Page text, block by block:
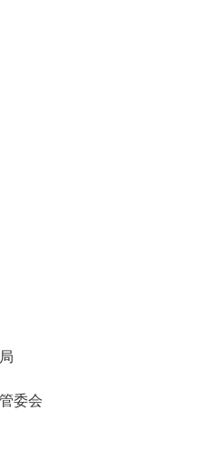
委会